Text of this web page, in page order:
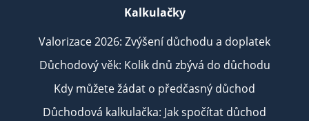
Kalkulačky
Valorizace 2026: Zvýšení důchodu a doplatek
Důchodový věk: Kolik dnů zbývá do důchodu
Kdy můžete žádat o předčasný důchod
Důchodová kalkulačka: Jak spočítat důchod